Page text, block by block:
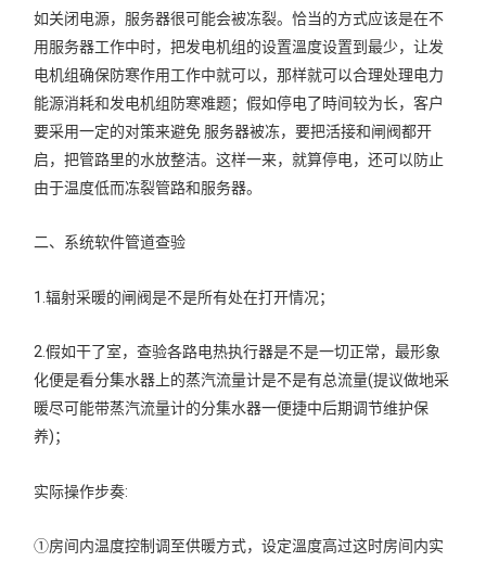
如关闭电源，服务器很可能会被冻裂。恰当的方式应该是在不
用服务器工作中时，把发电机组的设置溫度设置到最少，让发
电机组确保防寒作用工作中就可以，那样就可以合理处理电力
能源消耗和发电机组防寒难题；假如停电了時间较为长，客户
要采用一定的对策来避免 服务器被冻，要把活接和闸阀都开
启，把管路里的水放整洁。这样一来，就算停电，还可以防止
由于温度低而冻裂管路和服务器。
二、系统软件管道查验
1.辐射采暖的闸阀是不是所有处在打开情况；
2.假如干了室，查验各路电热执行器是不是一切正常，最形象
化便是看分集水器上的蒸汽流量计是不是有总流量(提议做地采
暖尽可能带蒸汽流量计的分集水器一便捷中后期调节维护保
养)；
实际操作步奏:
①房间内温度控制调至供暖方式，设定溫度高过这时房间内实